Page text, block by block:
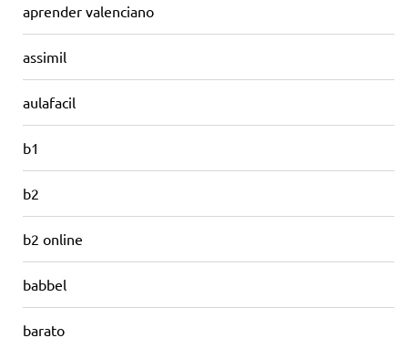
aprender valenciano
assimil
aulafacil
b1
b2
b2 online
babbel
barato